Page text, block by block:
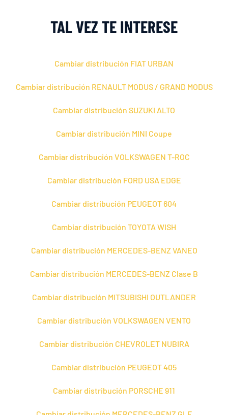
TAL VEZ TE INTERESE
Cambiar distribución FIAT URBAN
Cambiar distribución RENAULT MODUS / GRAND MODUS
Cambiar distribución SUZUKI ALTO
Cambiar distribución MINI Coupe
Cambiar distribución VOLKSWAGEN T-ROC
Cambiar distribución FORD USA EDGE
Cambiar distribución PEUGEOT 604
Cambiar distribución TOYOTA WISH
Cambiar distribución MERCEDES-BENZ VANEO
Cambiar distribución MERCEDES-BENZ Clase B
Cambiar distribución MITSUBISHI OUTLANDER
Cambiar distribución VOLKSWAGEN VENTO
Cambiar distribución CHEVROLET NUBIRA
Cambiar distribución PEUGEOT 405
Cambiar distribución PORSCHE 911